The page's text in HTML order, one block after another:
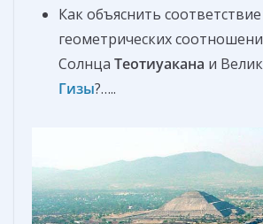
Как объяснить соответствие
геометрических
Солнца Теотиуакана и
Гизы?…..